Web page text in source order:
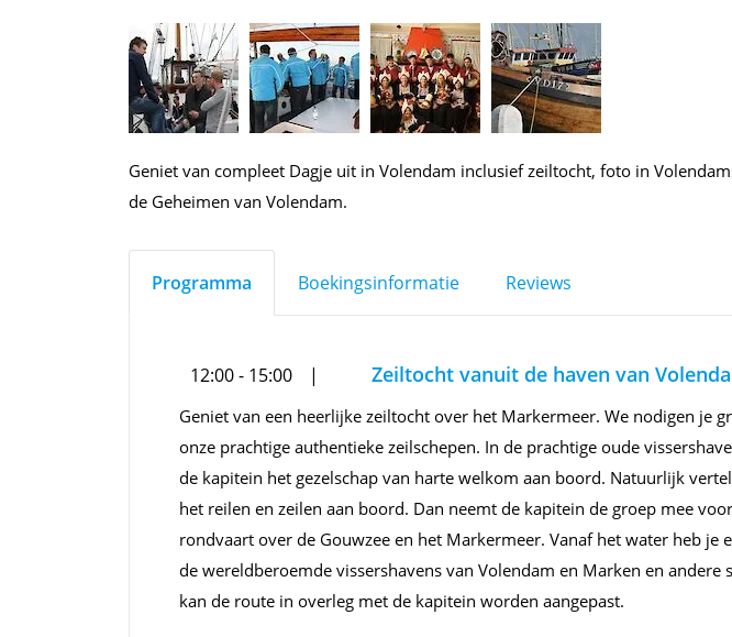
Geniet van compleet Dagje uit in Volendam inclusief zeiltocht, foto in
de Geheimen van Volendam.
Programma Boekingsinformatie Reviews
12:00 - 15:00 Zeiltocht vanuit de haven van
Geniet van een heerlijke zeiltocht over het Markermeer. We nodigen je
onze prachtige authentieke zeilschepen. In de prachtige oude
de kapitein het gezelschap van harte welkom aan boord. Natuurlijk
het reilen en zeilen aan boord. Dan neemt de kapitein de groep mee
rondvaart over de Gouwzee en het Markermeer. Vanaf het water heb je
de wereldberoemde vissershavens van Volendam en Marken en andere
kan de route in overleg met de kapitein worden aangepast.